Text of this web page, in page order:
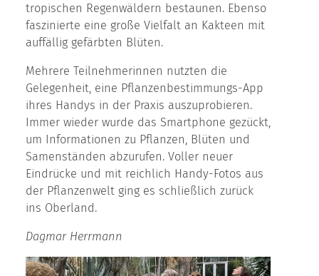
tropischen Regenwäldern bestaunen. Ebenso
faszinierte eine große Vielfalt an Kakteen mit
auffällig gefärbten Blüten.
Mehrere Teilnehmerinnen nutzten die
Gelegenheit, eine Pflanzenbestimmungs-App
ihres Handys in der Praxis auszuprobieren.
Immer wieder wurde das Smartphone gezückt,
um Informationen zu Pflanzen, Blüten und
Samenständen abzurufen. Voller neuer
Eindrücke und mit reichlich Handy-Fotos aus
der Pflanzenwelt ging es schließlich zurück
ins Oberland.
Dagmar Herrmann